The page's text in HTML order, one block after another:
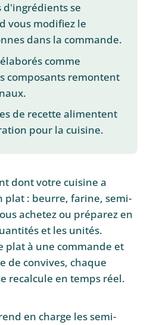
se
vous modifiez le
dans la commande.
comme
composants remontent
de recette alimentent
pour la cuisine.
dont votre cuisine a
plat : beurre, farine, semi-
achetez ou préparez en
et les unités.
plat à une commande et
de convives, chaque
recalcule en temps réel.
en charge les semi-